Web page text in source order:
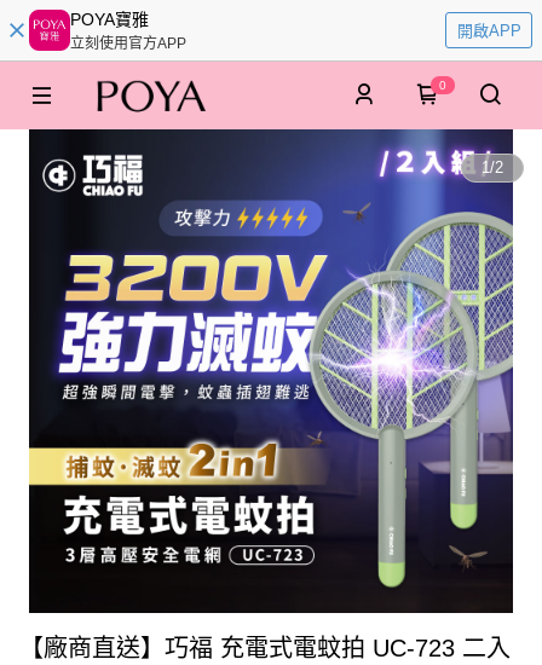
POYA寶雅
立刻使用官方APP
開啟APP
0
1/2
【廠商直送】巧福 充電式電蚊拍 UC-723 二入